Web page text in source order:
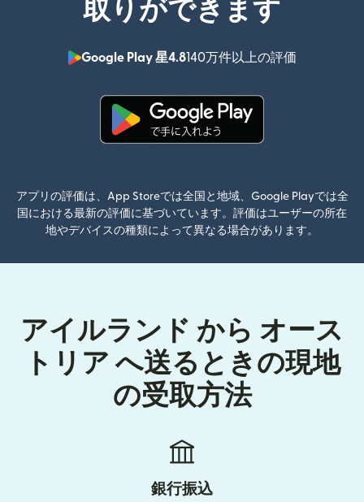
取りができます
Google Play 星4.8140万件以上の評価
（別ウィン
アプリの評価は、App Storeでは全国と地域、Google Playでは全
国における最新の評価に基づいています。評価はユーザーの所在
地やデバイスの種類によって異なる場合があります。
アイルランド から オース
トリア へ送るときの現地
の受取方法
銀行振込